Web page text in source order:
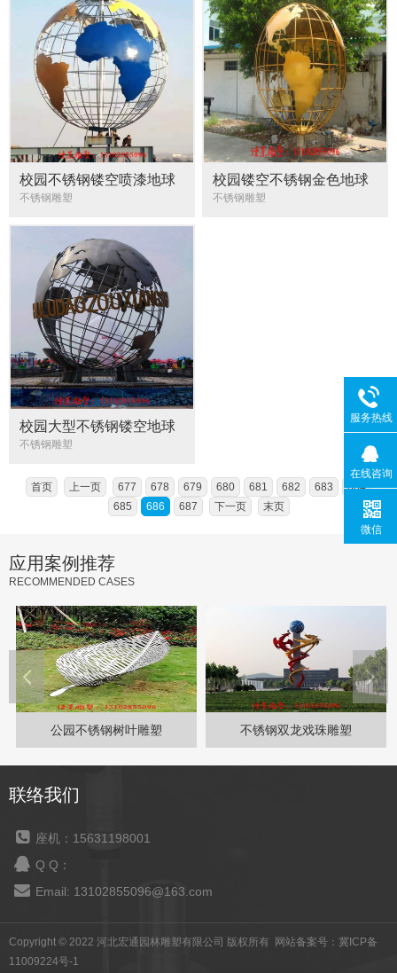
校园不锈钢镂空喷漆地球
仪雕塑
不锈钢雕塑
校园镂空不锈钢金色地球
仪雕塑
不锈钢雕塑
校园大型不锈钢镂空地球
仪雕塑
不锈钢雕塑
首页 上一页 677 678 679 680 681 682 683
684
685
686 687 下一页 末页
应用案例推荐
RECOMMENDED CASES
公园不锈钢树叶雕塑 不锈钢双龙戏珠雕塑
联络我们
座机：15631198001
Q Q：
Email: 13102855096@163.com
Copyright © 2022 河北宏通园林雕塑有限公司 版权所有 网站备案号： 冀ICP备
11009224号-1
服务热线
在线咨询
微信